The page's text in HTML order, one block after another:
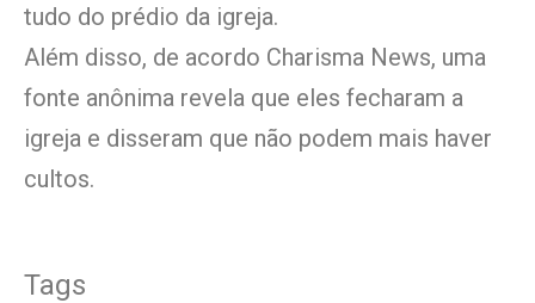
tudo do prédio da igreja.
Além disso, de acordo Charisma News, uma
fonte anônima revela que eles fecharam a
igreja e disseram que não podem mais haver
cultos.
Tags